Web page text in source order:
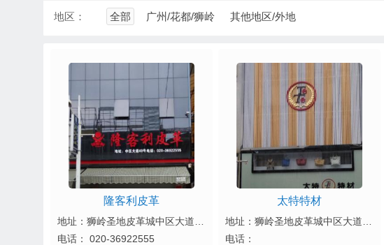
地区： 全部 广州/花都/狮岭 其他地区/外地
隆客利皮革
电话：
020-36922555
太特特材
电话：